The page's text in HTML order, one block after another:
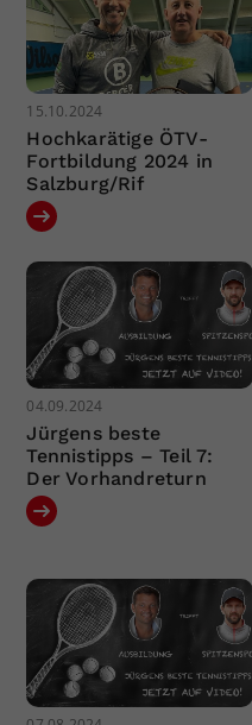
15.10.2024
Hochkarätige ÖTV-
Fortbildung 2024 in
Salzburg/Rif
04.09.2024
Jürgens beste
Tennistipps – Teil 7:
Der Vorhandreturn